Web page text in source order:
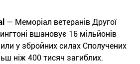
— Меморіал ветеранів Другої
вшановує 16 мільйонів
у збройних силах Сполучених
ніж 400 тисяч загиблих.